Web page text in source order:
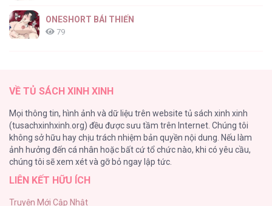
ONESHORT BÁI THIẾN
79
72
Hầu Nữ Bị Nguyền Rủa Trong Lâu Đài Của Công Tước
68
CẨN THẬN TRĂNG TRÒN THÁNG 3 ĐẤY
VỀ TỦ SÁCH XINH XINH
Mọi thông tin, hình ảnh và dữ liệu trên website tủ sách xinh xinh
(tusachxinhxinh.org) đều được sưu tầm trên Internet. Chúng tôi
không sở hữu hay chịu trách nhiệm bản quyền nội dung. Nếu làm
ảnh hưởng đến cá nhân hoặc bất cứ tổ chức nào, khi có yêu cầu,
chúng tôi sẽ xem xét và gỡ bỏ ngay lập tức.
LIÊN KẾT HỮU ÍCH
Truyện Mới Cập Nhật